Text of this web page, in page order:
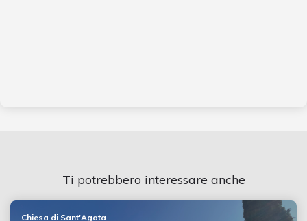
Ti potrebbero interessare anche
Chiesa di Sant'Agata